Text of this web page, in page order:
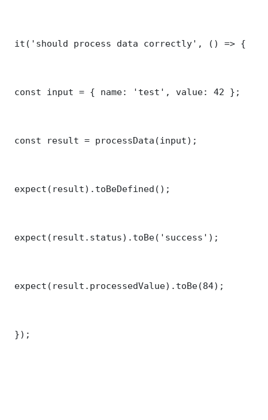
it('should process data correctly', () => {
const input = { name: 'test', value: 42 };
const result = processData(input);
expect(result).toBeDefined();
expect(result.status).toBe('success');
expect(result.processedValue).toBe(84);
});